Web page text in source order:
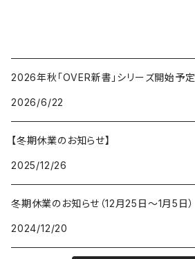
2026年秋「OVER新書」シリーズ開始予定
2026/6/22
【冬期休業のお知らせ】
2025/12/26
冬期休業のお知らせ（12月25日〜1月5日）
2024/12/20